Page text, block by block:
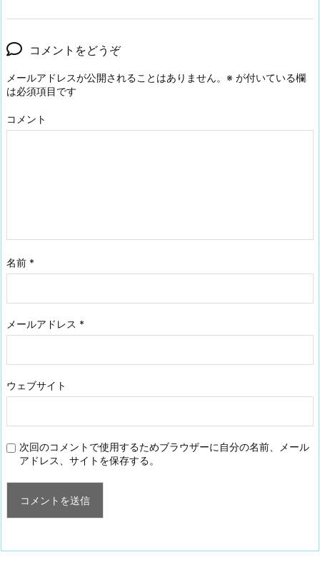
コメントをどうぞ
メールアドレスが公開されることはありません。 ※ が付いている欄
は必須項目です
コメント
名前 *
メールアドレス *
ウェブサイト
次回のコメントで使用するためブラウザーに自分の名前、メール
アドレス、サイトを保存する。